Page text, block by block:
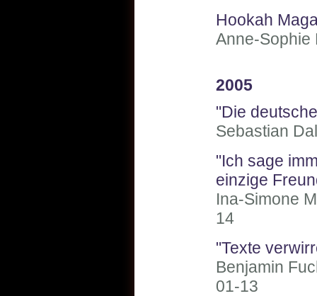
Hookah
Anne-Sophie
2005
"Die
Sebastian
"Ich sage
einzige
Ina-Simone
14
"Texte
Benjamin
01-13